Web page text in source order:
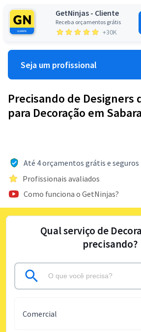
GetNinjas - Cliente
Receba orçamentos grátis
+30K
Seja um profissional
Precisando de Designers
para Decoração em
Até 4 orçamentos grátis e seguros
Profissionais avaliados
Como funciona o GetNinjas?
Qual serviço de
precisando?
Comercial